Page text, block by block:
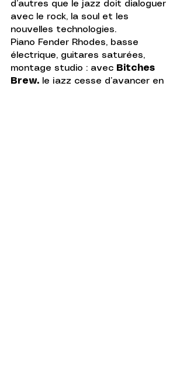
d’autres que le jazz doit dialoguer
avec le rock, la soul et les
nouvelles technologies.
Piano Fender Rhodes, basse
électrique, guitares saturées,
montage studio : avec Bitches
Brew, le jazz cesse d’avancer en